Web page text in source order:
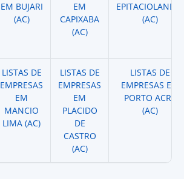
EM BUJARI
(AC)
EM
CAPIXABA
(AC)
EPITACIOLANDIA
(AC)
LISTAS DE
EMPRESAS
EM
MANCIO
LIMA (AC)
LISTAS DE
EMPRESAS
EM
PLACIDO
DE
CASTRO
(AC)
LISTAS DE
EMPRESAS EM
PORTO ACRE
(AC)